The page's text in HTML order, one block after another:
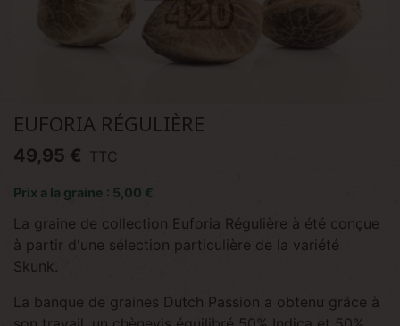
EUFORIA RÉGULIÈRE
49,95 € TTC
Prix a la graine : 5,00 €
La graine de collection Euforia Régulière à été conçue
à partir d'une sélection particulière de la variété
Skunk.
La banque de graines Dutch Passion a obtenu grâce à